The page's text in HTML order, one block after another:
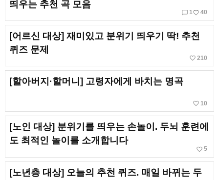
띄우는 추천 곡 모음
chat_bubble_outline 1favorite_border 40
[어르신 대상] 재미있고 분위기 띄우기 딱! 추천
퀴즈 문제
favorite_border 210
[할아버지·할머니] 고령자에게 바치는 명곡
favorite_border 10
[노인 대상] 분위기를 띄우는 손놀이. 두뇌 훈련에
도 최적인 놀이를 소개합니다
favorite_border 5
[노년층 대상] 오늘의 추천 퀴즈. 매일 바뀌는 두